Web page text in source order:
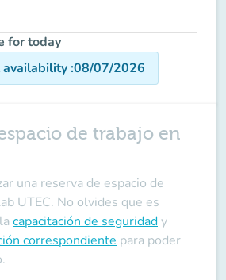
for today
availability:08/07/2026
de trabajo en
una reserva de espacio de
UTEC. No olvides que es
capacitación de seguridady
correspondiente para poder